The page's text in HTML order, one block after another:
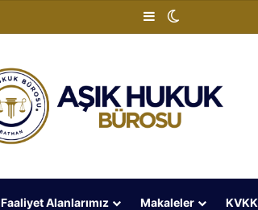
Kenar Bölmesi
Faaliyet Alanlarımız Makaleler KVKK